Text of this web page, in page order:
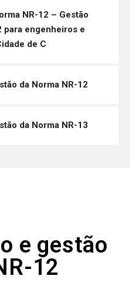
NR-12 – Gestão
para engenheiros e
de C
da Norma NR-12
da Norma NR-13
e gestão
12